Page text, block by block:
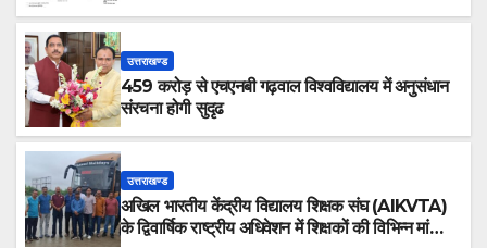
उत्तराखण्ड
459 करोड़ से एचएनबी गढ़वाल विश्वविद्यालय में अनुसंधान
संरचना होगी सुदृढ
उत्तराखण्ड
अखिल भारतीय केंद्रीय विद्यालय शिक्षक संघ (AIKVTA)
के द्विवार्षिक राष्ट्रीय अधिवेशन में शिक्षकों की विभिन्न मांगो